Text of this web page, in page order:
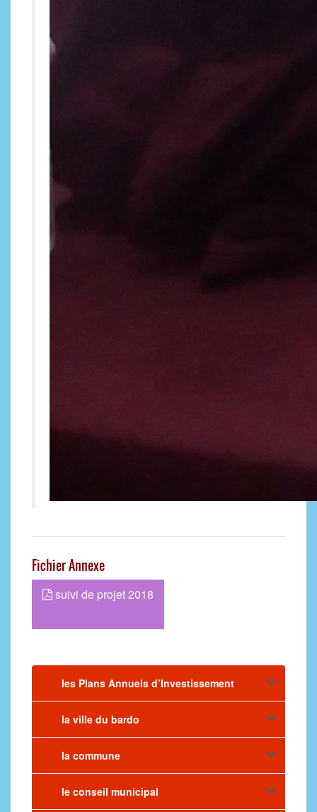
Fichier Annexe
suivi de projet 2018
les Plans Annuels d’Investissement
la ville du bardo
la commune
le conseil municipal